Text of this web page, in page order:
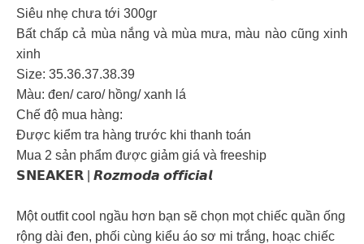
Siêu nhẹ chưa tới 300gr
Bất chấp cả mùa nắng và mùa mưa, màu nào cũng xinh
xinh
Size: 35.36.37.38.39
Màu: đen/ caro/ hồng/ xanh lá
Chế độ mua hàng:
Được kiểm tra hàng trước khi thanh toán
Mua 2 sản phẩm được giảm giá và freeship
𝗦𝗡𝗘𝗔𝗞𝗘𝗥 | 𝙍𝙤𝙯𝙢𝙤𝙙𝙖 𝙤𝙛𝙛𝙞𝙘𝙞𝙖𝙡
Một outfit cool ngầu hơn bạn sẽ chọn mọt chiếc quần ống
rộng dài đen, phối cùng kiểu áo sơ mi trắng, hoạc chiếc